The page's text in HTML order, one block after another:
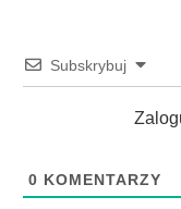
Subskrybuj
0 KOMENTARZY